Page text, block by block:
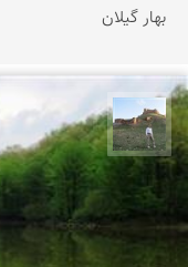
بهار گیلان
مظفر کشاورزمحمدیان